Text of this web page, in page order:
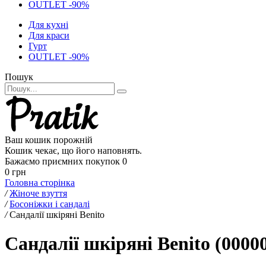
OUTLET -90%
Для кухні
Для краси
Гурт
OUTLET -90%
Пошук
Ваш кошик порожній
Кошик чекає, що його наповнять.
Бажаємо приємних покупок 0
0 грн
Головна сторінка
/ Жіноче взуття
/ Босоніжки і сандалі
/ Сандалії шкіряні Benito
Сандалії шкіряні Benito